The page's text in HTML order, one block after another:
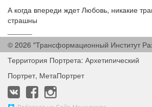
А когда впереди ждет Любовь, никакие
страшны
#архетипическийпортрет
© 2026 "Трансформационный Институт
Территория Портрета: Архетипический
Портрет, МетаПортрет